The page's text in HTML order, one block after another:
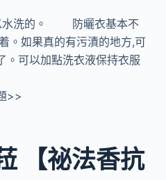
洗的。 防曬衣基本不
。如果真的有污漬的地方,可
。可以加點洗衣液保持衣服
>>
【祕法香抗